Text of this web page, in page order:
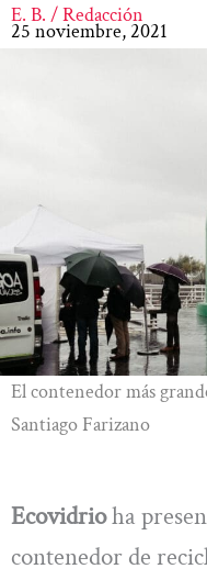
E. B. / Redacción
25 noviembre, 2021
El contenedor más
Santiago Farizano
Ecovidrioha
contenedor de